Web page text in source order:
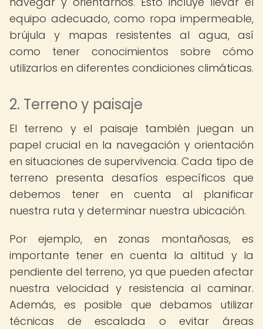
equipo adecuado, como ropa impermeable,
brújula y mapas resistentes al agua, así
como tener conocimientos sobre cómo
utilizarlos en diferentes condiciones climáticas.
2. Terreno y paisaje
El terreno y el paisaje también juegan un
papel crucial en la navegación y orientación
en situaciones de supervivencia. Cada tipo de
terreno presenta desafíos específicos que
debemos tener en cuenta al planificar
nuestra ruta y determinar nuestra ubicación.
Por ejemplo, en zonas montañosas, es
importante tener en cuenta la altitud y la
pendiente del terreno, ya que pueden afectar
nuestra velocidad y resistencia al caminar.
Además, es posible que debamos utilizar
técnicas de escalada o evitar áreas